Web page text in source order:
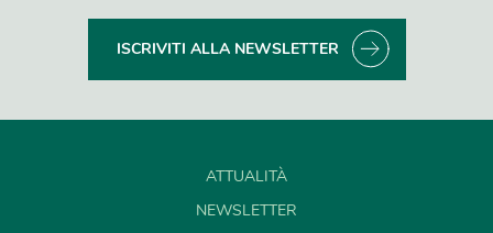
ISCRIVITI ALLA NEWSLETTER
ATTUALITÀ
NEWSLETTER